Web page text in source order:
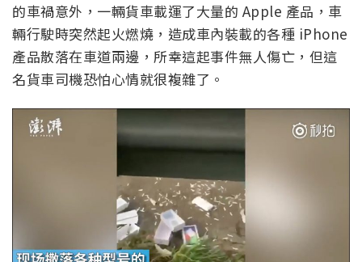
的車禍意外，一輛貨車載運了大量的 Apple 產品，車
輛行駛時突然起火燃燒，造成車內裝載的各種 iPhone
產品散落在車道兩邊，所幸這起事件無人傷亡，但這
名貨車司機恐怕心情就很複雜了。